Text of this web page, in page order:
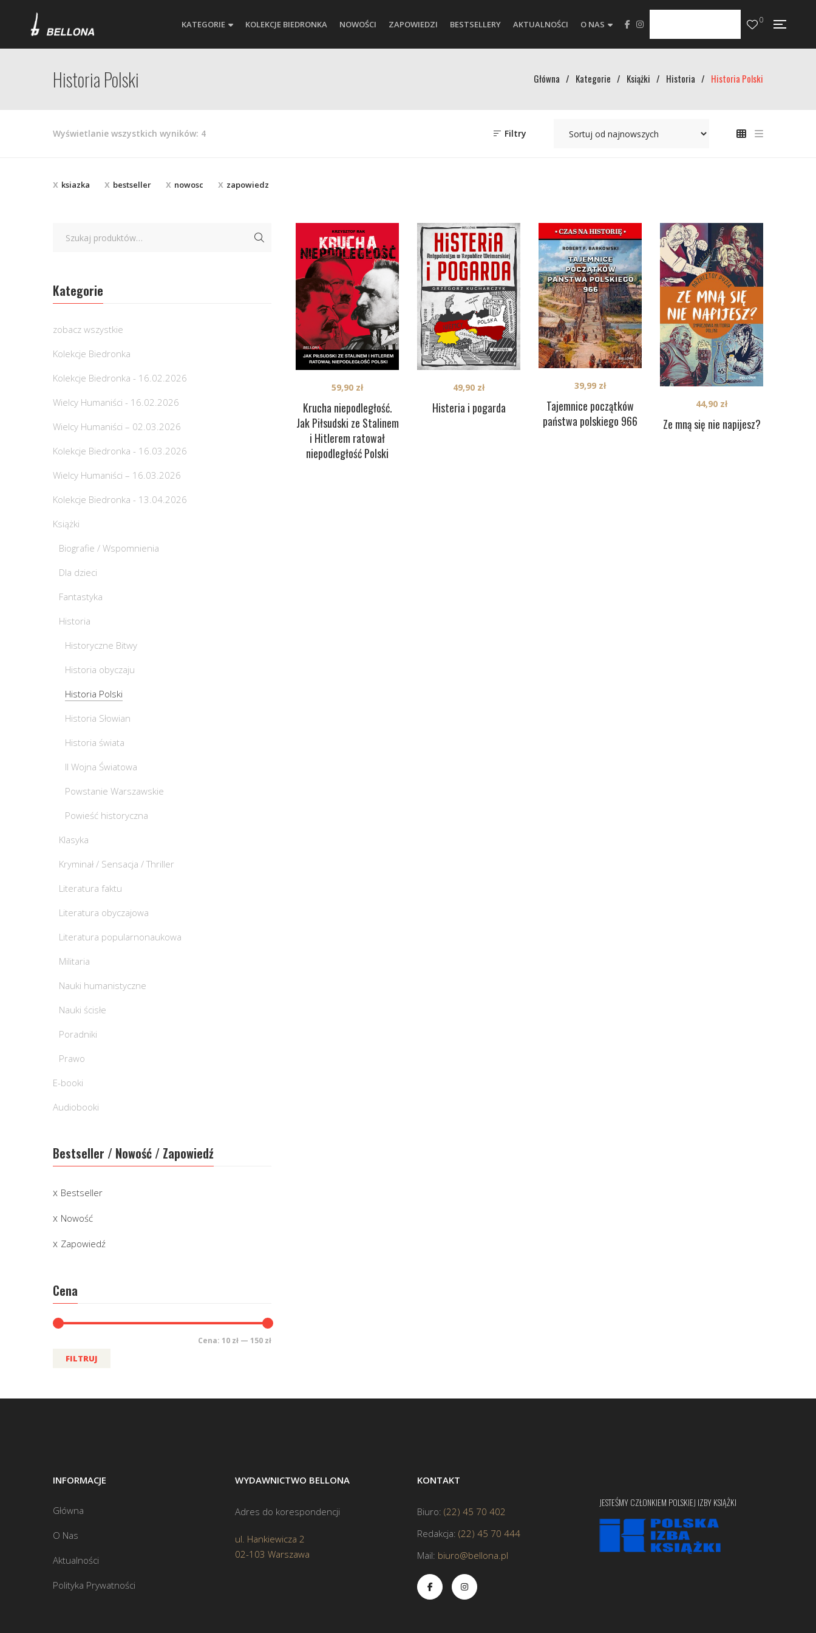
KATEGORIE KOLEKCJE BIEDRONKA NOWOŚCI ZAPOWIEDZI BESTSELLERY AKTUALNOŚCI O NAS 0
Historia Polski Główna / Kategorie / Książki / Historia / Historia Polski
Wyświetlanie wszystkich wyników: 4Posortowane
Filtry
ksiazka bestseller nowosc zapowiedz
Krucha niepodległość.
Jak Piłsudski ze Stalinem
i Hitlerem ratował
niepodległość Polski
59,90 zł
Histeria i pogarda
49,90 zł
Tajemnice początków
państwa polskiego 966
39,99 zł
Ze mną się nie napijesz?
44,90 zł
Kategorie
zobacz wszystkie
Kolekcje Biedronka
Kolekcje Biedronka - 16.02.2026
Wielcy Humaniści - 16.02.2026
Wielcy Humaniści – 02.03.2026
Kolekcje Biedronka - 16.03.2026
Wielcy Humaniści – 16.03.2026
Kolekcje Biedronka - 13.04.2026
Książki
Biografie / Wspomnienia
Dla dzieci
Fantastyka
Historia
Historyczne Bitwy
Historia obyczaju
Historia Polski
Historia Słowian
Historia świata
II Wojna Światowa
Powstanie Warszawskie
Powieść historyczna
Klasyka
Kryminał / Sensacja / Thriller
Literatura faktu
Literatura obyczajowa
Literatura popularnonaukowa
Militaria
Nauki humanistyczne
Nauki ścisłe
Poradniki
Prawo
E-booki
Audiobooki
Bestseller / Nowość / Zapowiedź
Bestseller
Nowość
Zapowiedź
Cena
FILTRUJ
Cena: 10 zł — 150 zł
INFORMACJE
Główna
O Nas
Aktualności
Polityka Prywatności
WYDAWNICTWO BELLONA
Adres do korespondencji
ul. Hankiewicza 2
02-103 Warszawa
KONTAKT
Biuro: (22) 45 70 402
Redakcja: (22) 45 70 444
Mail: biuro@bellona.pl
JESTEŚMY CZŁONKIEM POLSKIEJ IZBY KSIĄŻKI